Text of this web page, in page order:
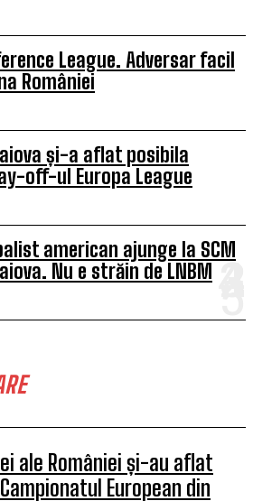
League. Adversar facil
României
și-a aflat posibila
off-ul Europa League
american ajunge la SCM
Nu e străin de LNBM
ale României și-au aflat
European din